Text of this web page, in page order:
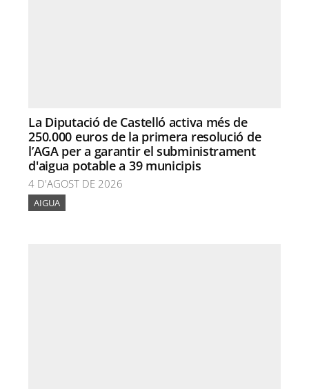
La Diputació de Castelló activa més de
250.000 euros de la primera resolució de
l’AGA per a garantir el subministrament
d'aigua potable a 39 municipis
4 D'AGOST DE 2026
AIGUA